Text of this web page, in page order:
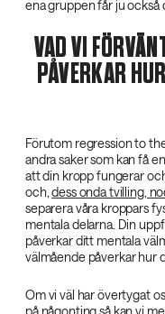
ena gruppen får ju också
VAD VI
PÅVERKAR
Förutom regression to
andra saker som kan få
att din kropp fungerar
och,dess onda tvilling,
separera våra kroppars
mentala delarna. Din
påverkar ditt mentala
välmående påverkar hur
Om vi väl har övertygat
på någonting så kan vi